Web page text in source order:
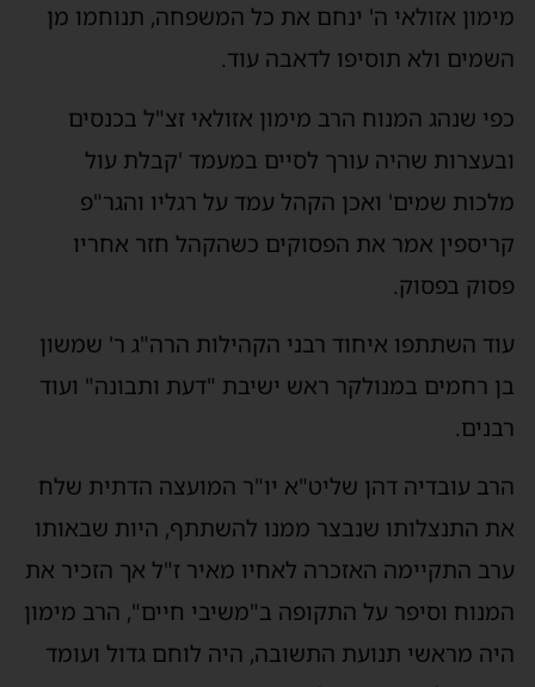
מימון אזולאי ה' ינחם את כל המשפחה, תנוחמו מן
השמים ולא תוסיפו לדאבה עוד.
כפי שנהג המנוח הרב מימון אזולאי זצ"ל בכנסים
ובעצרות שהיה עורך לסיים במעמד 'קבלת עול
מלכות שמים' ואכן הקהל עמד על רגליו והגר"פ
קריספין אמר את הפסוקים כשהקהל חזר אחריו
פסוק בפסוק.
עוד השתתפו איחוד רבני הקהילות הרה"ג ר' שמשון
בן רחמים במנולקר ראש ישיבת "דעת ותבונה" ועוד
רבנים.
הרב עובדיה דהן שליט"א יו"ר המועצה הדתית שלח
את התנצלותו שנבצר ממנו להשתתף, היות שבאותו
ערב התקיימה האזכרה לאחיו מאיר ז"ל אך הזכיר את
המנוח וסיפר על התקופה ב"משיבי חיים", הרב מימון
היה מראשי תנועת התשובה, היה לוחם גדול ועומד